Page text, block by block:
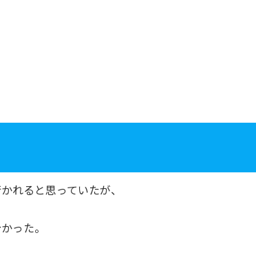
れると思っていたが、
った。